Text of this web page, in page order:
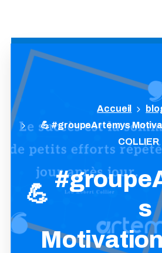
💪
s
💪 #groupeArtemys
COLLIER